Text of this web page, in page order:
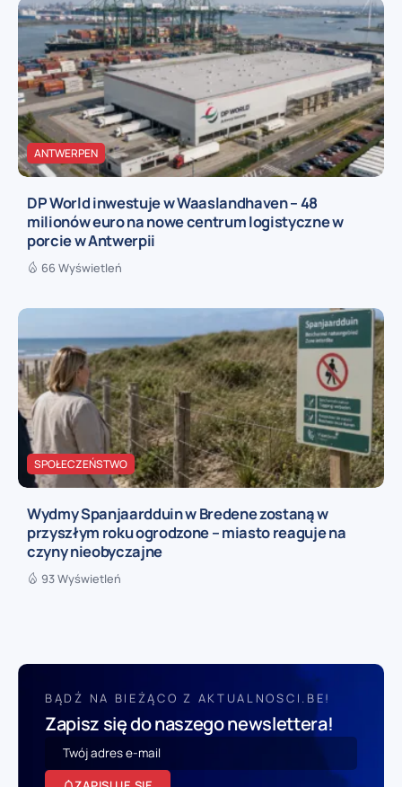
ANTWERPEN
DP World inwestuje w Waaslandhaven – 48
milionów euro na nowe centrum logistyczne w
porcie w Antwerpii
66 Wyświetleń
SPOŁECZEŃSTWO
Wydmy Spanjaardduin w Bredene zostaną w
przyszłym roku ogrodzone – miasto reaguje na
czyny nieobyczajne
93 Wyświetleń
BĄDŹ NA BIEŻĄCO Z AKTUALNOSCI.BE!
Zapisz się do naszego newslettera!